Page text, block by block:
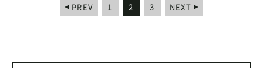
PREV 1 2 3 NEXT